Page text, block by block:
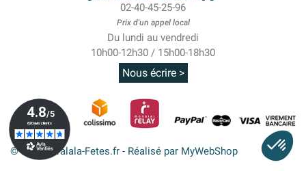
02-40-45-25-96
Prix d'un appel local
Du lundi au vendredi
10h00-12h30 / 15h00-18h30
Nous écrire >
© 2026 - Tralala-Fetes.fr - Réalisé par MyWebShop